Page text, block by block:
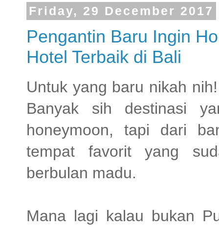
Friday, 29 December 2017
Pengantin Baru Ingin
Hotel Terbaik di Bali
Untuk yang baru nikah
Banyak sih destinasi
honeymoon, tapi dari
tempat favorit yang
berbulan madu.
Mana lagi kalau bukan